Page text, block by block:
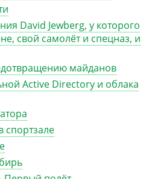
David Jewberg, у которого
свой самолёт и спецназ, и
майданов
Active Directory и облака
спортзале